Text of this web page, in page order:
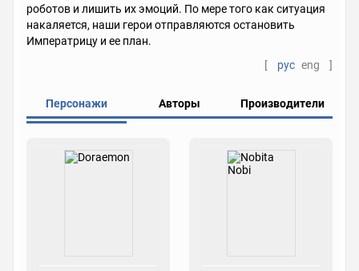
роботов и лишить их эмоций. По мере того как ситуация
накаляется, наши герои отправляются остановить
Императрицу и ее план.
[
рус eng ]
Персонажи Авторы Производители